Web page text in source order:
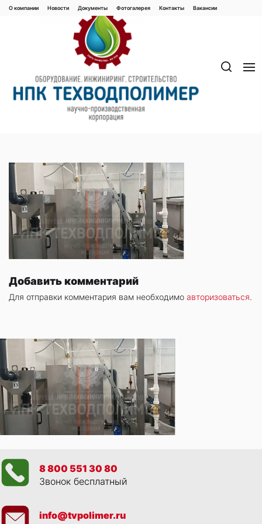
Перейти
Добавить комментарий
Для отправки комментария вам необходимо авторизоваться.
О компании Новости Документы Фотогалерея Контaкты Вакaнсии
8 800 551 30 80
Звонок бесплатный
info@tvpolimer.ru